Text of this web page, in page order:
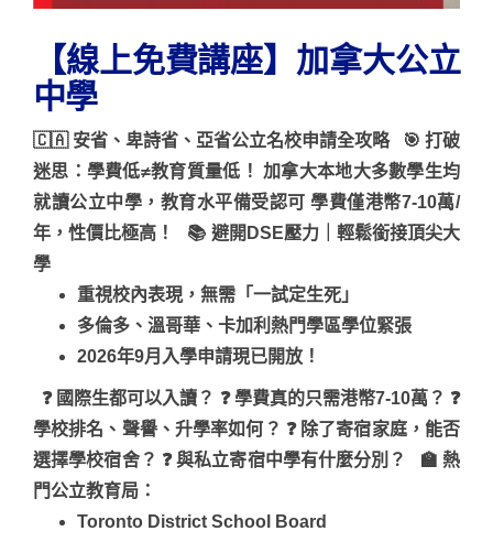
【線上免費講座】加拿大公立
中學
🇨🇦 安省、卑詩省、亞省公立名校申請全攻略🎯 打破
迷思：學費低≠教育質量低！ 加拿大本地大多數學生均
就讀公立中學，教育水平備受認可 學費僅港幣7-10萬/
年，性價比極高！ 📚 避開DSE壓力｜輕鬆銜接頂尖大
學
重視校內表現，無需「一試定生死」
多倫多、溫哥華、卡加利熱門學區學位緊張
2026年9月入學申請現已開放！
❓ 國際生都可以入讀？ ❓ 學費真的只需港幣7-10萬？ ❓
學校排名、聲譽、升學率如何？ ❓ 除了寄宿家庭，能否
選擇學校宿舍？ ❓ 與私立寄宿中學有什麼分別？ 🏫 熱
門公立教育局：
Toronto District School Board